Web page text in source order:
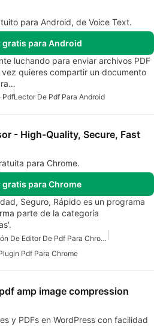
para Android, de Voice Text.
gratis para Android
luchando para enviar archivos PDF
quieres compartir un documento
PdfLector De Pdf Para Android
- High-Quality, Secure, Fast
para Chrome.
gratis para Chrome
Seguro, Rápido es un programa
parte de la categoría
Extensión De Editor De Pdf Para Chrome
Pdf Para Chrome
amp image compression
y PDFs en WordPress con facilidad